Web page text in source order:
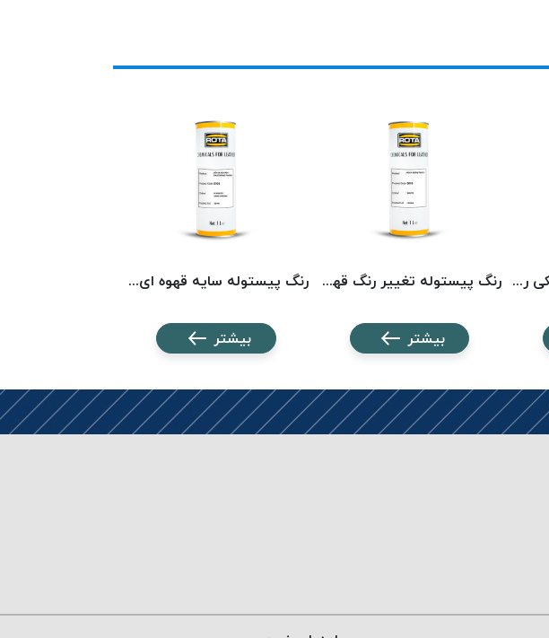
رنگ پیستوله سایه زرشکی روتا 5114 ROTA رنگ پیستوله تغییر رنگ قهوه‌ای روتا 5010 ROTA
بیشتر
رنگ پیستوله سایه قهوه ای سوخته روتا 5103 ROTA
بیشتر